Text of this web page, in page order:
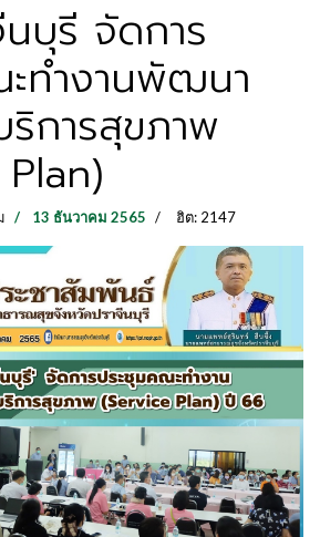
บุรี จัดการ
ทำงานพัฒนา
ริการสุขภาพ
13 ธันวาคม 2565 ฮิต: 2147